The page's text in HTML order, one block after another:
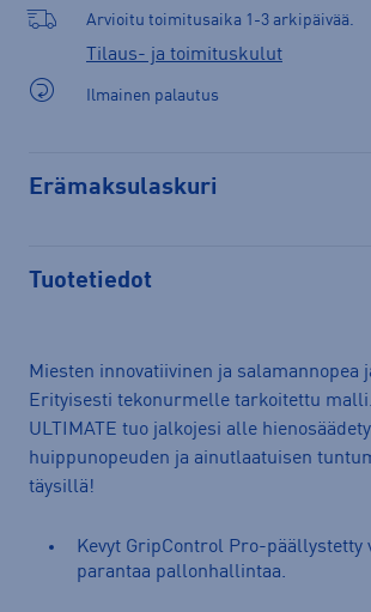
Arvioitu toimitusaika 1-3 arkipäivää.
Tilaus- ja toimituskulut
Ilmainen palautus
Erämaksulaskuri
Tuotetiedot
Miesten innovatiivinen ja salamannopea
Erityisesti tekonurmelle tarkoitettu
ULTIMATE tuo jalkojesi alle
huippunopeuden ja ainutlaatuisen
täysillä!
Kevyt GripControl Pro-päällystetty
parantaa pallonhallintaa.